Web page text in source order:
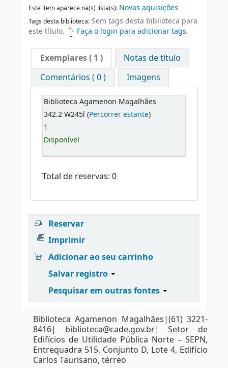
Este item aparece na(s) lista(s): Novas aquisições
Tags desta biblioteca: Sem tags desta biblioteca para
este título.
Faça o login para adicionar tags.
Exemplares( 1 )
Notas de título
Comentários ( 0 )
Imagens
Biblioteca Agamenon Magalhães
342.2 W245l (Percorrer estante)
1
Disponível
Total de reservas: 0
Reservar
Imprimir
Adicionar ao seu carrinho
Salvar registro
Pesquisar em outras fontes
Biblioteca Agamenon Magalhães|(61) 3221-
8416| biblioteca@cade.gov.br| Setor de
Edifícios de Utilidade Pública Norte – SEPN,
Entrequadra 515, Conjunto D, Lote 4, Edifício
Carlos Taurisano, térreo